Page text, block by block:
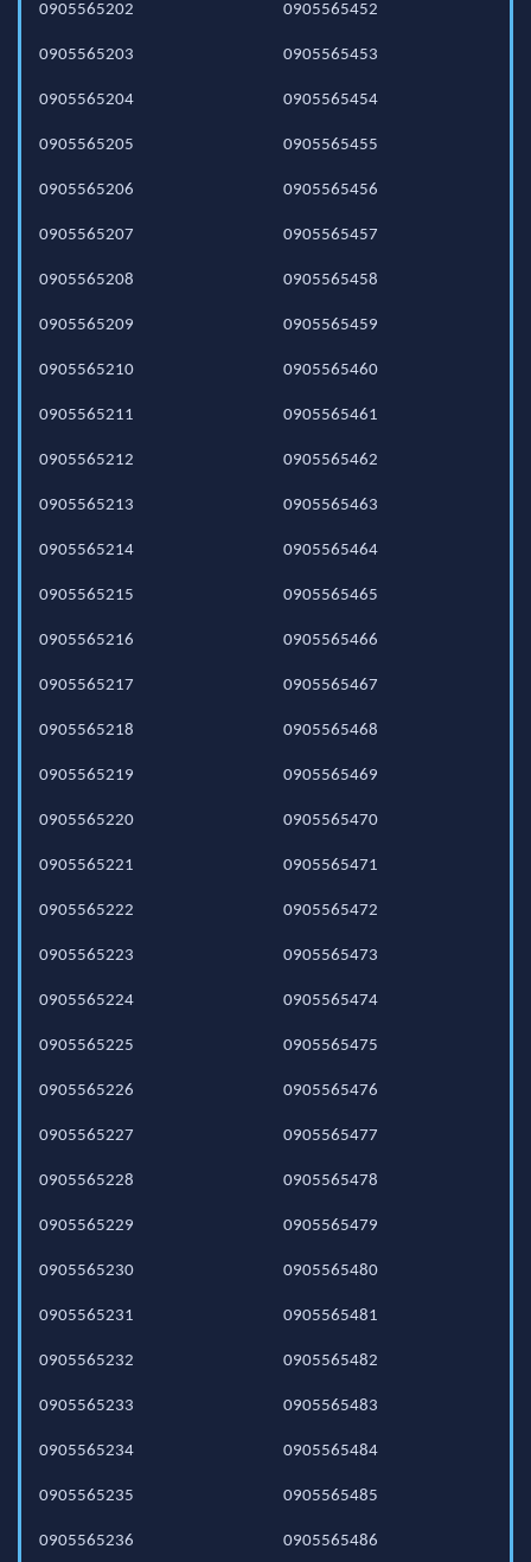
0905565202
0905565203
0905565204
0905565205
0905565206
0905565207
0905565208
0905565209
0905565210
0905565211
0905565212
0905565213
0905565214
0905565215
0905565216
0905565217
0905565218
0905565219
0905565220
0905565221
0905565222
0905565223
0905565224
0905565225
0905565226
0905565227
0905565228
0905565229
0905565230
0905565231
0905565232
0905565233
0905565234
0905565235
0905565236
0905565452
0905565453
0905565454
0905565455
0905565456
0905565457
0905565458
0905565459
0905565460
0905565461
0905565462
0905565463
0905565464
0905565465
0905565466
0905565467
0905565468
0905565469
0905565470
0905565471
0905565472
0905565473
0905565474
0905565475
0905565476
0905565477
0905565478
0905565479
0905565480
0905565481
0905565482
0905565483
0905565484
0905565485
0905565486